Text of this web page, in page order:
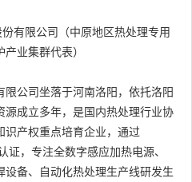
有限公司（中原地区热处理专用
业集群代表）
限公司坐落于河南洛阳，依托洛阳
源成立多年，是国内热处理行业协
产权重点培育企业，通过
证，专注全数字感应加热电源、
备、自动化热处理生产线研发生